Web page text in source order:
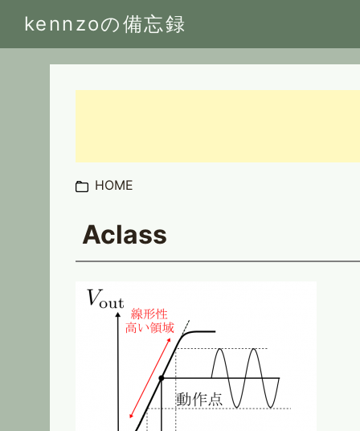
kennzoの備忘録
HOME
Aclass